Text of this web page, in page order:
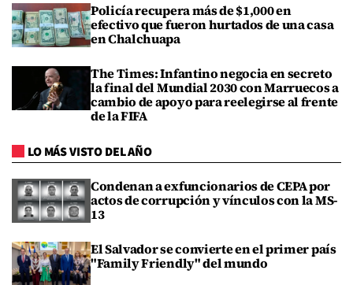
Policía recupera más de $1,000 en
efectivo que fueron hurtados de una casa
en Chalchuapa
The Times: Infantino negocia en secreto
la final del Mundial 2030 con Marruecos a
cambio de apoyo para reelegirse al frente
de la FIFA
LO MÁS VISTO DEL AÑO
Condenan a exfuncionarios de CEPA por
actos de corrupción y vínculos con la MS-
13
El Salvador se convierte en el primer país
"Family Friendly" del mundo